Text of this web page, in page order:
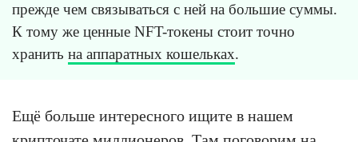
прежде чем связываться с ней на большие суммы.
К тому же ценные NFT-токены стоит точно
хранить на аппаратных кошельках.
Ещё больше интересного ищите в нашем